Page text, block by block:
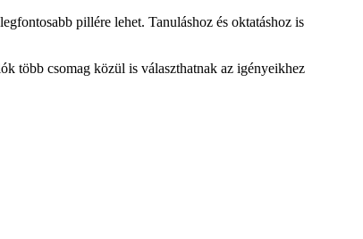
pillére lehet. Tanuláshoz és oktatáshoz is
több csomag közül is választhatnak az igényeikhez